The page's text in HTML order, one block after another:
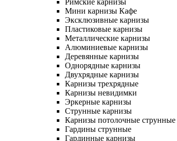
Римские карнизы
Мини карнизы Кафе
Эксклюзивные карнизы
Пластиковые карнизы
Металлические карнизы
Алюминиевые карнизы
Деревянные карнизы
Однорядные карнизы
Двухрядные карнизы
Карнизы трехрядные
Карнизы невидимки
Эркерные карнизы
Струнные карнизы
Карнизы потолочные струнные
Гардины струнные
Гардинные карнизы